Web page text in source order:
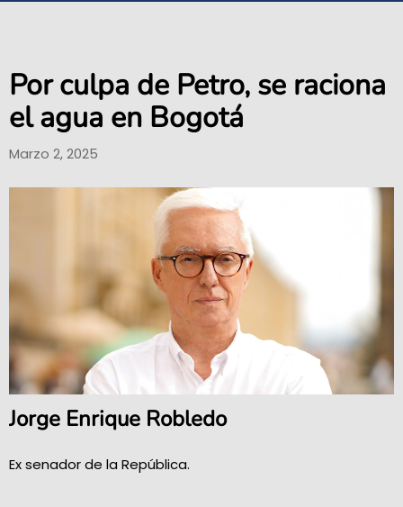
Por culpa de Petro, se raciona
el agua en Bogotá
Marzo 2, 2025
Jorge Enrique Robledo
Ex senador de la República.